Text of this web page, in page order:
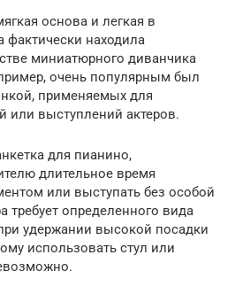
основа и легкая в
фактически находила
миниатюрного диванчика
очень популярным был
применяемых для
или выступлений актеров.
для пианино,
длительное время
или выступать без особой
требует определенного вида
удержании высокой посадки
использовать стул или